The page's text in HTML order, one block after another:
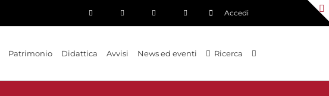
Accedi
Patrimonio Didattica Avvisi News ed eventi Ricerca